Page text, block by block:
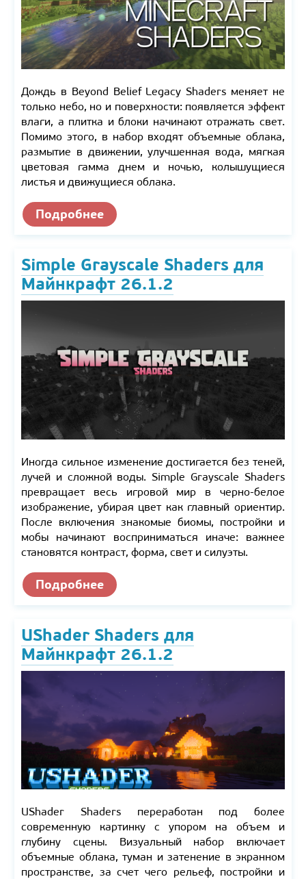
Дождь в Beyond Belief Legacy Shaders меняет не
только небо, но и поверхности: появляется эффект
влаги, а плитка и блоки начинают отражать свет.
Помимо этого, в набор входят объемные облака,
размытие в движении, улучшенная вода, мягкая
цветовая гамма днем и ночью, колышущиеся
листья и движущиеся облака.
Подробнее
Simple Grayscale Shaders для
Майнкрафт 26.1.2
Иногда сильное изменение достигается без теней,
лучей и сложной воды. Simple Grayscale Shaders
превращает весь игровой мир в черно-белое
изображение, убирая цвет как главный ориентир.
После включения знакомые биомы, постройки и
мобы начинают восприниматься иначе: важнее
становятся контраст, форма, свет и силуэты.
Подробнее
UShader Shaders для
Майнкрафт 26.1.2
UShader Shaders переработан под более
современную картинку с упором на объем и
глубину сцены. Визуальный набор включает
объемные облака, туман и затенение в экранном
пространстве, за счет чего рельеф, постройки и